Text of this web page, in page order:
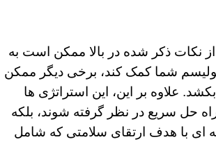
نکات ذکر شده در بالا ممکن است به
شما کمک کند، برخی دیگر ممکن
علاوه بر این، این استراتژی ‌ها
راه حل سریع در نظر گرفته شوند، بلکه
ای با هدف ارتقای سلامتی که شامل